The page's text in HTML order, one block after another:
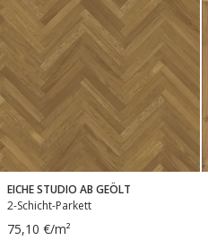
EICHE STUDIO AB GEÖLT
2-Schicht-Parkett
75,10 €/m²